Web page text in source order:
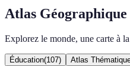
Atlas Géographique
Explorez le monde, une carte à
Éducation(107) Atlas